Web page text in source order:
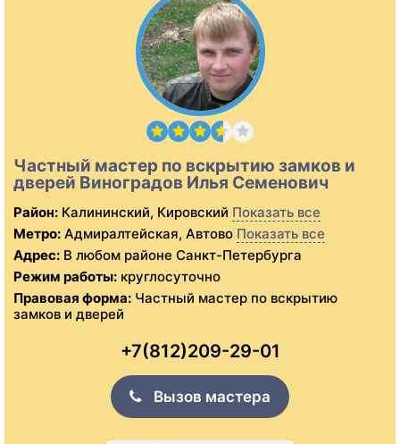
Частный мастер по вскрытию замков и
дверей Виноградов Илья Семенович
Район: Калининский, Кировский Показать все
Метро: Адмиралтейская, Автово Показать все
Адрес: В любом районе Санкт-Петербурга
Режим работы: круглосуточно
Правовая форма: Частный мастер по вскрытию
замков и дверей
+7(812)209-29-01
Вызов мастера